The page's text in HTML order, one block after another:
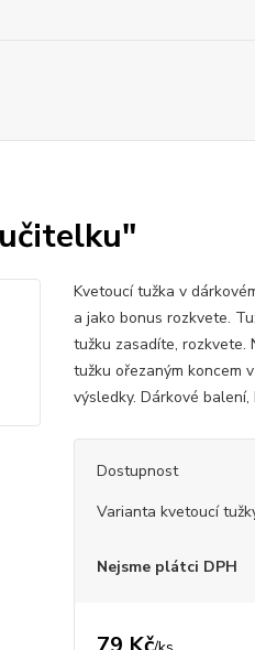
Kvetoucí tužka v
a jako bonus rozkvete.
tužku zasadíte, rozkvete.
tužku ořezaným koncem
výsledky. Dárkové balení,
Dostupnost
Varianta kvetoucí
Nejsme plátci DPH